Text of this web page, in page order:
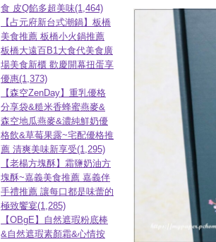
食 皮Q餡多超美味(1,464)
【占元府新台式潮鍋】板橋
美食推薦 板橋小火鍋推薦
板橋大遠百B1大食代美食廣
場美食新櫃 歡慶開幕扭蛋享
優惠(1,373)
【森空ZenDay】重乳優格
分享袋&糙米香蜂蜜燕麥&
森空地瓜燕麥&濃純鮮奶優
格飲&草莓果露~宅配優格推
薦 清爽美味新享受(1,295)
【老楊方塊酥】霜鹽奶油方
塊酥~嘉義美食推薦 嘉義伴
手禮推薦 讓每口都是味蕾的
極致饗宴(1,285)
【OBgE】自然遮瑕粉底棒
&自然遮瑕素顏霜&心情按